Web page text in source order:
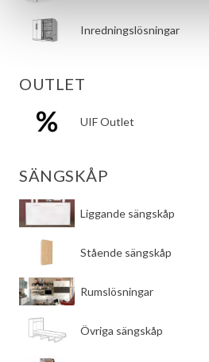
Inredningslösningar
OUTLET
UIF Outlet
SÄNGSKÅP
​Liggande sängskåp
​Stående sängskåp
​Rumslösningar
​Övriga sängskåp